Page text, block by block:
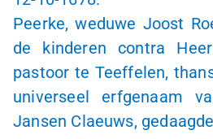
Peerke, weduwe Joost
de kinderen contra
pastoor te Teeffelen,
universeel erfgenaam
Jansen Claeuws,